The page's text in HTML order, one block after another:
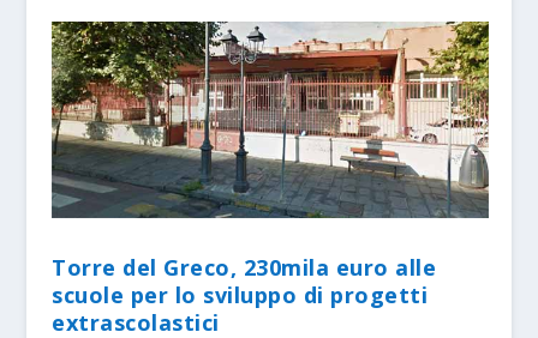
Torre del Greco, 230mila euro alle
scuole per lo sviluppo di progetti
extrascolastici